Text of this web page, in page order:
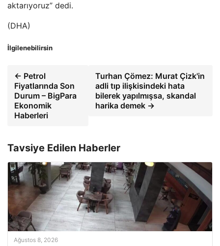
aktarıyoruz” dedi.
(DHA)
İlgilenebilirsin
← Petrol
Fiyatlarında Son
Durum – BigPara
Ekonomik
Haberleri
Turhan Çömez: Murat Çizk'in
adli tıp ilişkisindeki hata
bilerek yapılmışsa, skandal
harika demek →
Tavsiye Edilen Haberler
Ağustos 8, 2026